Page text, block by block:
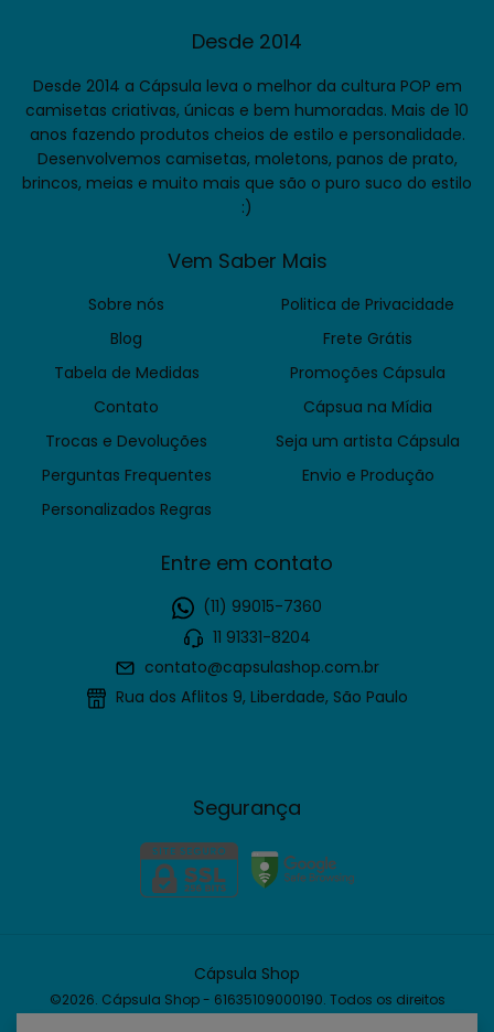
Desde 2014
Desde 2014 a Cápsula leva o melhor da cultura POP em
camisetas criativas, únicas e bem humoradas. Mais de 10
anos fazendo produtos cheios de estilo e personalidade.
Desenvolvemos camisetas, moletons, panos de prato,
brincos, meias e muito mais que são o puro suco do estilo
:)
Vem Saber Mais
Sobre nós
Blog
Tabela de Medidas
Contato
Trocas e Devoluções
Perguntas Frequentes
Personalizados Regras
Politica de Privacidade
Frete Grátis
Promoções Cápsula
Cápsua na Mídia
Seja um artista Cápsula
Envio e Produção
Entre em contato
(11) 99015-7360
11 91331-8204
contato@capsulashop.com.br
Rua dos Aflitos 9, Liberdade, São Paulo
Segurança
Cápsula Shop
©2026. Cápsula Shop - 61635109000190. Todos os direitos
reservados.